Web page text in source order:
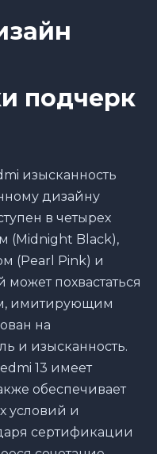
подчерк
изысканность
дизайну
в четырех
(Midnight Black),
(Pearl Pink) и
похвастаться
имитирующим
на
и изысканность.
13 имеет
обеспечивает
условий и
сертификации